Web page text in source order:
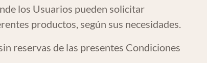
los Usuarios pueden solicitar
productos, según sus necesidades.
reservas de las presentes Condiciones